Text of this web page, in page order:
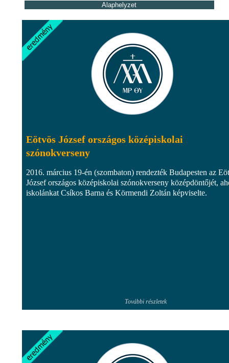
Eötvös József országos középiskolai
szónokverseny
2016. március 19-én (szombaton) rendezték Budapesten az
József országos középiskolai szónokverseny középdöntőjét,
iskolánkat Csíkos Barna és Körmendi Zoltán képviselte.
További részletek